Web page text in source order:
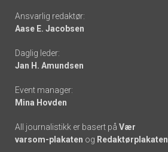
Footer
-
links
Ansvarlig redaktør:
Aase E. Jacobsen
Daglig leder:
Jan H. Amundsen
Event manager:
Mina Hovden
All journalistikk er basert på Vær
varsom-plakaten og Redaktørplakaten